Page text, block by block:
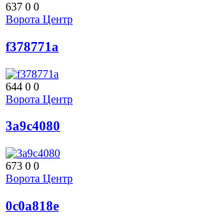
637 0 0
Ворота Центр
f378771a
644 0 0
Ворота Центр
3a9c4080
673 0 0
Ворота Центр
0c0a818e